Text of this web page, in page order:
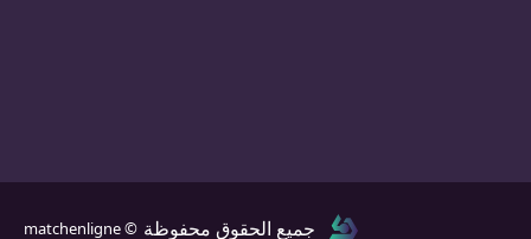
جميع الحقوق محفوظة © matchenligne